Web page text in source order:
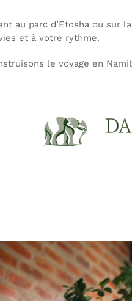
au parc d’Etosha ou sur
et à votre rythme.
le voyage en